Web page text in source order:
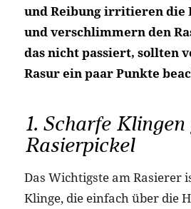
und Reibung irritieren die
und verschlimmern den
das nicht passiert, sollten
Rasur ein paar Punkte
1. Scharfe Klingen
Rasierpickel
Das Wichtigste am Rasierer
Klinge, die einfach über die